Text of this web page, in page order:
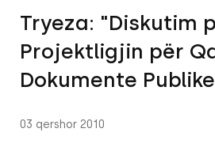
Tryeza: "Diskutim
Projektligjin për
Dokumente
03 qershor 2010